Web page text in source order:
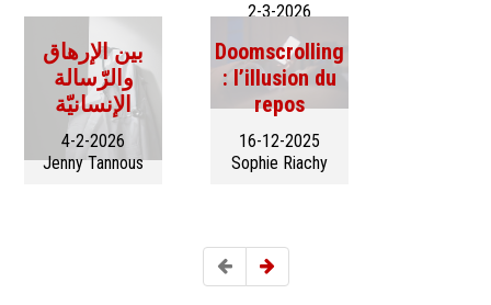
2-3-2026
Charbel Hachem
بين الإرهاق
والرّسالة
الإنسانيّة
4-2-2026
Jenny Tannous
Doomscrolling
: l’illusion du
repos
16-12-2025
Sophie Riachy